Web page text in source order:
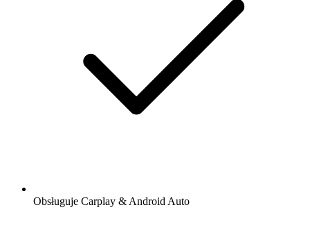
Obsługuje Carplay & Android Auto